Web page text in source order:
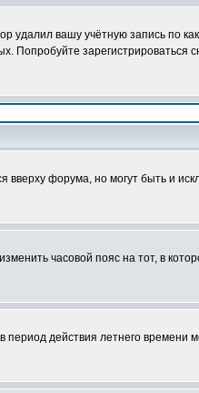
удалил вашу учётную запись по
зарегистрироваться
вверху форума, но могут быть и
часовой пояс на тот, в
действия летнего времени